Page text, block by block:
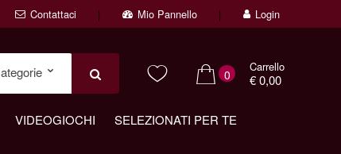
Contattaci Mio Pannello Login
0
Carrello
€ 0,00
VIDEOGIOCHI
SELEZIONATI PER TE